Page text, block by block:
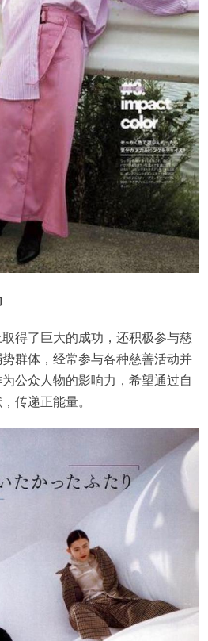
得了巨大的成功，还积极参与慈
群体，经常参与各种慈善活动并
公众人物的影响力，希望通过自
传递正能量。